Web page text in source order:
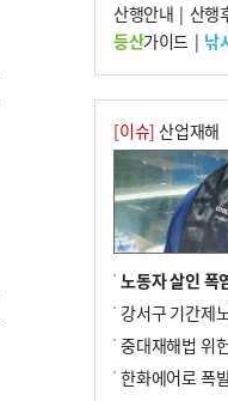
9
외국인 선원 ‘
우려가 현실로
10 르노 못 타는
힌 지역기업
산행안내 | 산행
등산가이드| 낚
[이슈] 산업재해